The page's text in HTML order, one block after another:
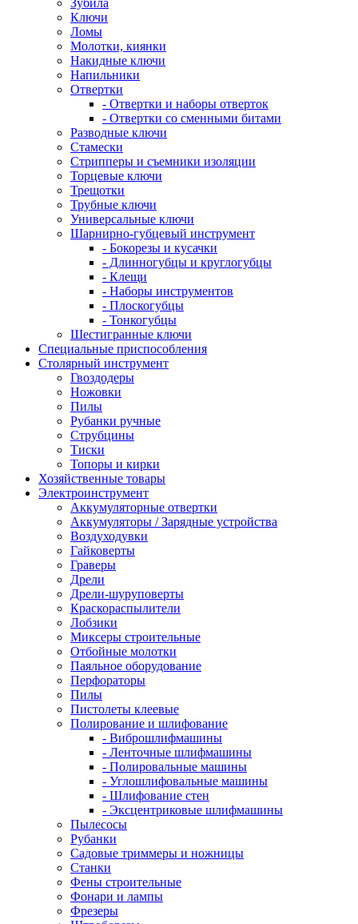
Зубила
Ключи
Ломы
Молотки, киянки
Накидные ключи
Напильники
Отвертки
- Отвертки и наборы отверток
- Отвертки со сменными битами
Разводные ключи
Стамески
Стрипперы и съемники изоляции
Торцевые ключи
Трещотки
Трубные ключи
Универсальные ключи
Шарнирно-губцевый инструмент
- Бокорезы и кусачки
- Длинногубцы и круглогубцы
- Клещи
- Наборы инструментов
- Плоскогубцы
- Тонкогубцы
Шестигранные ключи
Специальные приспособления
Столярный инструмент
Гвоздодеры
Ножовки
Пилы
Рубанки ручные
Струбцины
Тиски
Топоры и кирки
Хозяйственные товары
Электроинструмент
Аккумуляторные отвертки
Аккумуляторы / Зарядные устройства
Воздуходувки
Гайковерты
Граверы
Дрели
Дрели-шуруповерты
Краскораспылители
Лобзики
Миксеры строительные
Отбойные молотки
Паяльное оборудование
Перфораторы
Пилы
Пистолеты клеевые
Полирование и шлифование
- Виброшлифмашины
- Ленточные шлифмашины
- Полировальные машины
- Углошлифовальные машины
- Шлифование стен
- Эксцентриковые шлифмашины
Пылесосы
Рубанки
Садовые триммеры и ножницы
Станки
Фены строительные
Фонари и лампы
Фрезеры